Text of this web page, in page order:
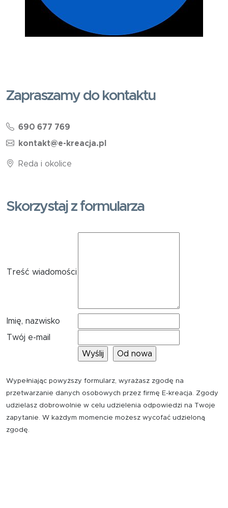
Zapraszamy do kontaktu
690 677 769
kontakt@e-kreacja.pl
Reda i okolice
Skorzystaj z formularza
Treść wiadomości
Imię, nazwisko
Twój e-mail
Wypełniając powyższy formularz, wyrażasz zgodę na
przetwarzanie danych osobowych przez firmę E-kreacja. Zgody
udzielasz dobrowolnie w celu udzielenia odpowiedzi na Twoje
zapytanie. W każdym momencie możesz wycofać udzieloną
zgodę.